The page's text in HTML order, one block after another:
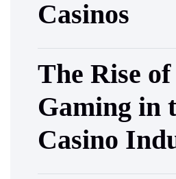
Casinos
The Rise
Gaming in
Casino